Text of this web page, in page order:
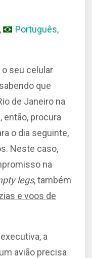
Português
seu celular
que
de Janeiro na
então, procura
o dia seguinte,
Neste caso,
na
legs, também
e voos de
a
avião precisa